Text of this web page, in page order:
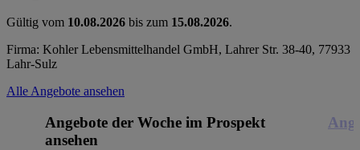
Gültig vom 10.08.2026 bis zum 15.08.2026.
Firma: Kohler Lebensmittelhandel GmbH, Lahrer Str. 38-40, 77933
Lahr-Sulz
Alle Angebote ansehen
Angebote der Woche im Prospekt
ansehen